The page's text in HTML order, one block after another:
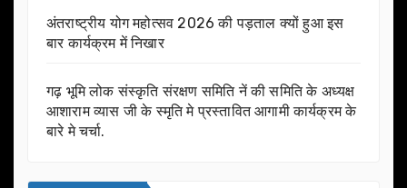
अंतराष्ट्रीय योग महोत्सव 2026 की पड़ताल क्यों हुआ इस
बार कार्यक्रम में निखार
गढ़ भूमि लोक संस्कृति संरक्षण समिति नें की समिति के अध्यक्ष
आशाराम व्यास जी के स्मृति मे प्रस्तावित आगामी कार्यक्रम के
बारे मे चर्चा.